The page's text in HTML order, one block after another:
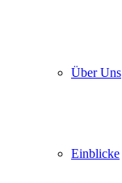
Über Uns
Einblicke